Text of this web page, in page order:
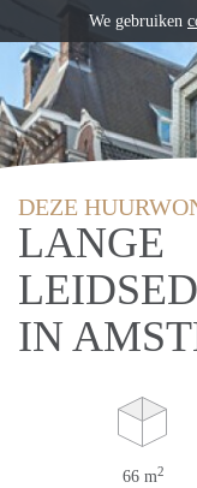
DEZE
LANGE
IN
66 m2
We gebruiken